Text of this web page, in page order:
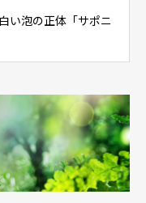
い泡の正体「サポニ